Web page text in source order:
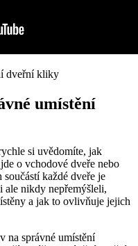
umístění
si⁢ uvědomíte, jak
‌o vchodové dveře nebo
každé dveře je
ale nikdy nepřemýšleli,
a jak to ovlivňuje jejich⁤
na správné ⁢umístění